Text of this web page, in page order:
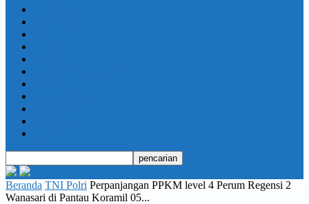
Beranda TNI Polri Perpanjangan PPKM level 4 Perum Regensi 2
Wanasari di Pantau Koramil 05...